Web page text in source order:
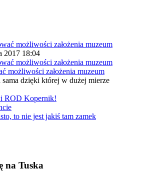
2017 18:04
możliwości założenia muzeum
dzięki której w dużej mierze
ROD Kopernik!
to nie jest jakiś tam zamek
na Tuska